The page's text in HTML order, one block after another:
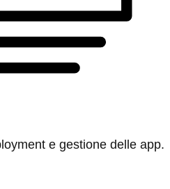
e gestione delle app.